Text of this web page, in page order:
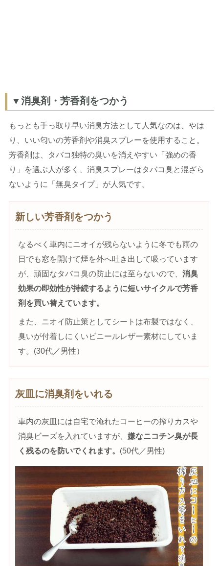
▼消臭剤・芳香剤をつかう
もっとも手っ取り早い消臭方法として人気なのは、やは
り、いい匂いの芳香剤や消臭スプレーを使用すること。
芳香剤は、タバコ独特の臭いを消えやすい「強めの香
り」を選ぶ人が多く、消臭スプレーはタバコ臭と混ざら
ないように「無臭タイプ」が人気です。
新しい芳香剤をつかう
なるべく車内にニオイが残らないように冬でも雨の
日でも窓を開けて煙を外へ吐き出して吸っています
が、頑固なタバコ臭の防止には至らないので、 消臭
効果の即効性が持続するように短いサイクルで芳香
剤を買い替えています。
また、ニオイ防止策としてシートは布製ではなく、
臭いが付着しにくいビニールレザー素材にしていま
す。(30代／男性）
灰皿に消臭剤をいれる
車内の灰皿には自宅で淹れたコーヒーの搾りカスや
消臭ビーズを入れていますが、 嫌なニコチン臭が長
く残るのを防いでくれます。 (50代／男性)